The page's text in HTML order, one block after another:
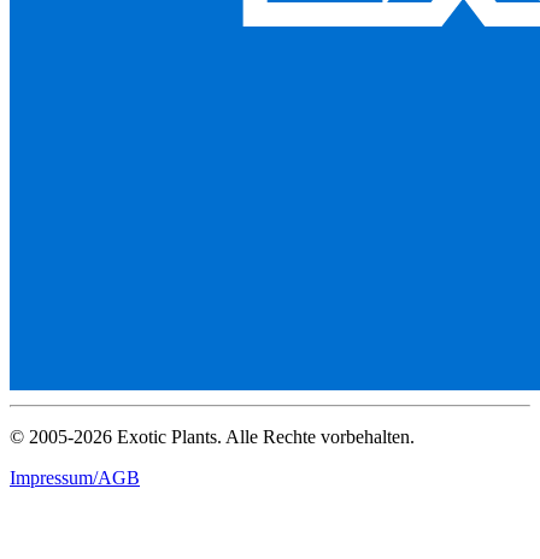
© 2005-2026 Exotic Plants. Alle Rechte vorbehalten.
Impressum/AGB